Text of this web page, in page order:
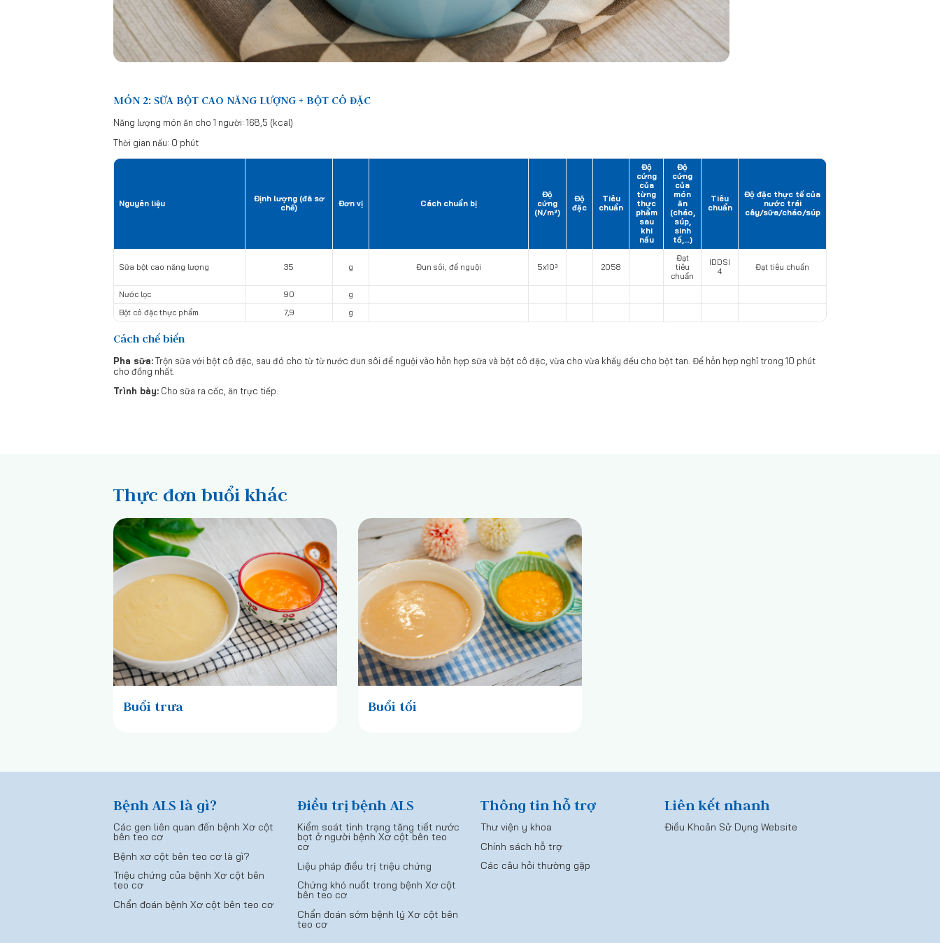
MÓN 2: SỮA BỘT CAO NĂNG LƯỢNG + BỘT CÔ ĐẶC
Năng lượng món ăn cho 1 người: 168,5 (kcal)
Thời gian nấu: 0 phút
Nguyên liệu
Định lượng (đã sơ
chế)
Đơn vị Cách chuẩn bị
Độ
cứng
(N/m²)
Độ
đặc
Tiêu
chuẩn
Độ
cứng
của
từng
thực
phẩm
sau
khi
nấu
Độ
cứng
của
món
ăn
(cháo,
súp,
sinh
tố,…)
Tiêu
chuẩn
Độ đặc thực tế của
nước trái
cây/sữa/cháo/súp
Sữa bột cao năng lượng 35 g Đun sôi, để nguội 5x10³ 2058
Đạt
tiêu
chuẩn
IDDSI
4
Đạt tiêu chuẩn
Nước lọc 90
g
Bột cô đặc thực phẩm
7,9 g
Cách chế biến
Pha sữa:Trộn sữa với bột cô đặc, sau đó cho từ từ nước đun sôi để nguội vào hỗn hợp sữa và bột cô đặc, vừa cho vừa khấy đều cho bột tan. Để hỗn hợp nghỉ trong 10 phút
cho đồng nhất.
Trình bày: Cho sữa ra cốc, ăn trực tiếp.
Thực đơn buổi khác
Buổi trưa Buổi tối
Bệnh ALS là gì?
Các gen liên quan đến bệnh Xơ cột
bên teo cơ
Bệnh xơ cột bên teo cơ là gì?
Triệu chứng của bệnh Xơ cột bên
teo cơ
Chẩn đoán bệnh Xơ cột bên teo cơ
Điều trị bệnh ALS
Kiểm soát tình trạng tăng tiết nước
bọt ở người bệnh Xơ cột bên teo
cơ
Liệu pháp điều trị triệu chứng
Chứng khó nuốt trong bệnh Xơ cột
bên teo cơ
Chẩn đoán sớm bệnh lý Xơ cột bên
teo cơ
Thông tin hỗ trợ
Thư viện y khoa
Chính sách hỗ trợ
Các câu hỏi thường gặp
Liên kết nhanh
Điều Khoản Sử Dụng Website